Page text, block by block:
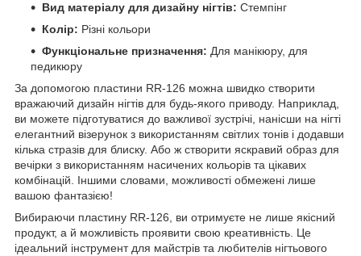
Вид матеріалу для дизайну нігтів: Стемпінг
Колір: Різні кольори
Функціональне призначення: Для манікюру, для
педикюру
За допомогою пластини RR-126 можна швидко створити
вражаючий дизайн нігтів для будь-якого приводу. Наприклад,
ви можете підготуватися до важливої зустрічі, нанісши на нігті
елегантний візерунок з використанням світлих тонів і додавши
кілька стразів для блиску. Або ж створити яскравий образ для
вечірки з використанням насичених кольорів та цікавих
комбінацій. Іншими словами, можливості обмежені лише
вашою фантазією!
Вибираючи пластину RR-126, ви отримуєте не лише якісний
продукт, а й можливість проявити свою креативність. Це
ідеальний інструмент для майстрів та любителів нігтьового